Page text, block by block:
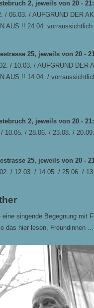
2, jeweils von 20 -
/ 06.03. / AUFGRUND DER
AUS !! 24.04.
25, jeweils von 20 -
/ 10.03. / AUFGRUND DER
AUS !! 14.04. /
2, jeweils von 20 -
10.05. / 28.06. / 23.08. /
25, jeweils von 20 -
/ 12.03. / 14.05. / 25.06. /
singende Begegnung mit
das hier lesen, Freundinnen